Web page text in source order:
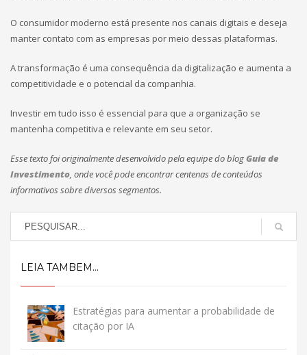
O consumidor moderno está presente nos canais digitais e deseja
manter contato com as empresas por meio dessas plataformas.
A transformação é uma consequência da digitalização e aumenta a
competitividade e o potencial da companhia.
Investir em tudo isso é essencial para que a organização se
mantenha competitiva e relevante em seu setor.
Esse texto foi originalmente desenvolvido pela equipe do blogGuia de
Investimento, onde você pode encontrar centenas de conteúdos
informativos sobre diversos segmentos.
LEIA TAMBEM...
Estratégias para aumentar a probabilidade de
citação por IA